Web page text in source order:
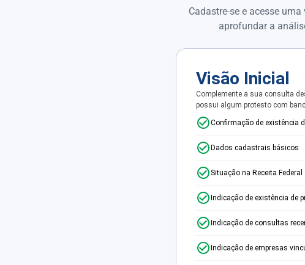
Cadastre-se e acesse
aprofundar a
Visão Inicial
Complemente a sua consulta
possui algum protesto com
Confirmação de existência
Dados cadastrais básicos
Situação na Receita Federal
Indicação de existência de
Indicação de consultas
Indicação de empresas